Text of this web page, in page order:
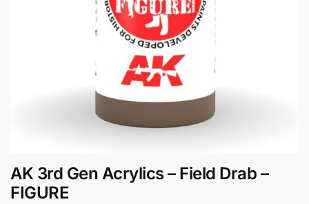
AK 3rd Gen Acrylics – Field Drab –
FIGURE